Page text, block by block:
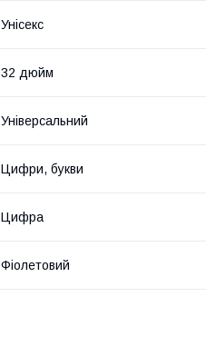
Унісекс
32 дюйм
Універсальний
Цифри, букви
Цифра
Фіолетовий